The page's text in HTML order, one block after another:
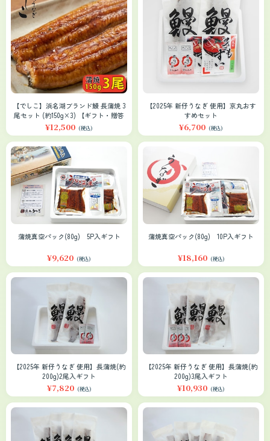
【でしこ】浜名湖ブランド鰻 長蒲焼 3
尾セット (約150g×3) 【ギフト・贈答
対応】
¥12,500 (税込)
【2025年 新仔うなぎ 使用】京丸おす
すめセット
¥6,700 (税込)
蒲焼真空パック(80g) 5P入ギフト
¥9,620 (税込)
蒲焼真空パック(80g) 10P入ギフト
¥18,160 (税込)
【2025年 新仔うなぎ 使用】長蒲焼(約
200g)2尾入ギフト
¥7,820 (税込)
【2025年 新仔うなぎ 使用】長蒲焼(約
200g)3尾入ギフト
¥10,930 (税込)